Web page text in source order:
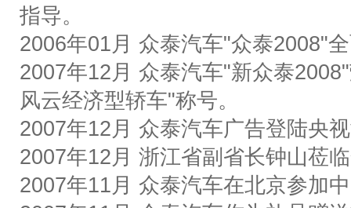
指导。
2006年01月 众泰汽车"众泰2008"
2007年12月 众泰汽车"新众泰2008"
风云经济型轿车"称号。
2007年12月 众泰汽车广告登陆央
2007年12月 浙江省副省长钟山莅
2007年11月 众泰汽车在北京参加